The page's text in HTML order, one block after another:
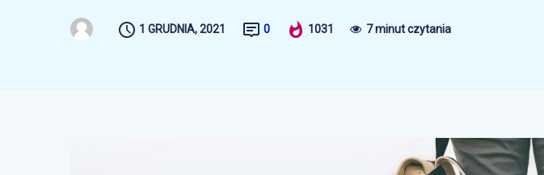
1 GRUDNIA, 2021 0 1031 7 minut czytania